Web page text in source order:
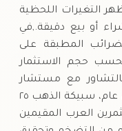
التغيرات اللحظية
أو بيع دقيقة.,في
المطبقة على
حجم الاستثمار
مع مستشار
مالي قبل تنفيذ عمليات كبيرة.,بشكل عام، سبيكة الذهب ٢٥
العرب المقيمين